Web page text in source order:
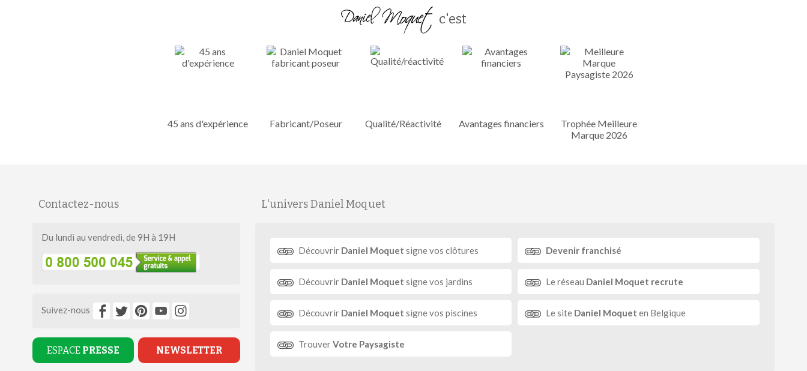
c'est
45 ans d'expérience Fabricant/Poseur Qualité/Réactivité Avantages financiers
Trophée Meilleure
Marque 2026
Contactez-nous
Du lundi au vendredi, de 9H à 19H
Suivez-nous
ESPACE PRESSE NEWSLETTER
L'univers Daniel Moquet
Découvrir Daniel Moquet signe vos clôtures Devenir franchisé
Découvrir Daniel Moquet signe vos jardins Le réseau Daniel Moquet recrute
Découvrir Daniel Moquet signe vos piscines Le site Daniel Moquet en Belgique
TrouverVotre Paysagiste